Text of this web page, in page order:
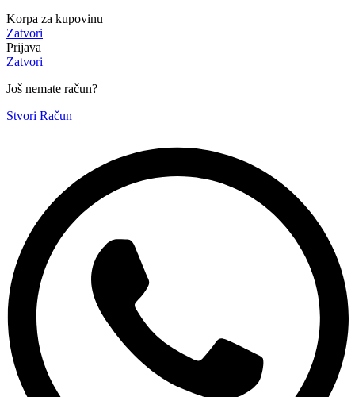
Korpa za kupovinu
Zatvori
Prijava
Zatvori
Još nemate račun?
Stvori Račun